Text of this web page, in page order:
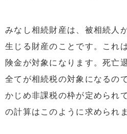
みなし相続財産は、被相続人
生じる財産のことです。これ
険金が対象になります。死亡
全てが相続税の対象になるの
かじめ非課税の枠が定められ
の計算はこのように求められま